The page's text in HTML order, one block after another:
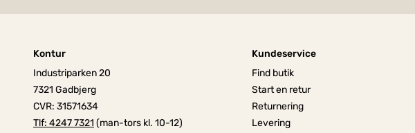
Kontur
Industriparken 20
7321 Gadbjerg
CVR: 31571634
Tlf: 4247 7321 (man-tors kl. 10-12)
Kundeservice
Find butik
Start en retur
Returnering
Levering